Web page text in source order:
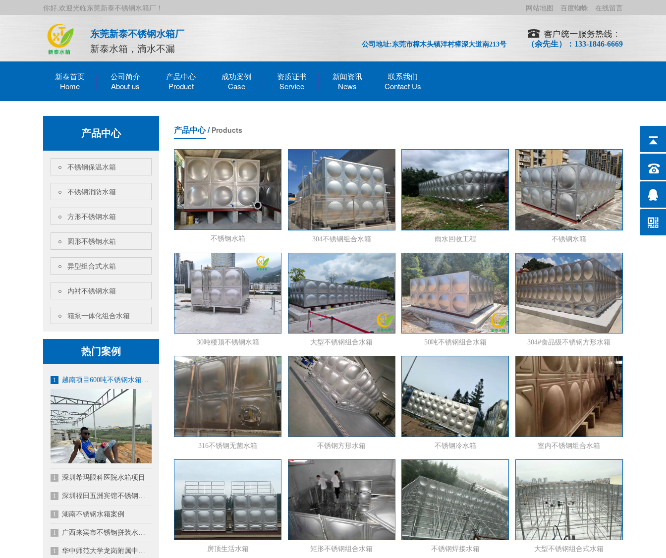
你好,欢迎光临东莞新泰不锈钢水箱厂！ 网站地图 百度蜘蛛 在线留言
东莞新泰不锈钢水箱厂
新泰水箱，滴水不漏
公司地址:东莞市樟木头镇洋村樟深大道南213号 （余先生）：133-1846-6669
新泰首页 公司简介 产品中心 成功案例 资质证书 新闻资讯 联系我们
产品中心
不锈钢保温水箱
不锈钢消防水箱
方形不锈钢水箱
圆形不锈钢水箱
异型组合式水箱
内衬不锈钢水箱
箱泵一体化组合水箱
热门案例
1 越南项目600吨不锈钢水箱案例
1 深圳希玛眼科医院水箱项目
1 深圳福田五洲宾馆不锈钢水箱项目
1 湖南不锈钢水箱案例
1 广西来宾市不锈钢拼装水箱项目
1 华中师范大学龙岗附属中学不锈钢水箱项目
产品中心 / Products
不锈钢水箱 304不锈钢组合水箱 雨水回收工程 不锈钢水箱
30吨楼顶不锈钢水箱 大型不锈钢组合水箱 50吨不锈钢组合水箱 304#食品级不锈钢方形水箱
316不锈钢无菌水箱 不锈钢方形水箱 不锈钢冷水箱 室内不锈钢组合水箱
房顶生活水箱 矩形不锈钢组合水箱 不锈钢焊接水箱 大型不锈钢组合式水箱